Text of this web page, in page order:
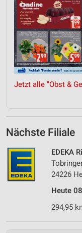
Jetzt alle "Obst &
Nächste Filiale
EDEKA
24226
Heute
294,95